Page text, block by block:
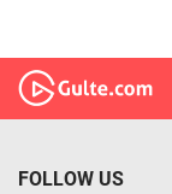
FOLLOW US